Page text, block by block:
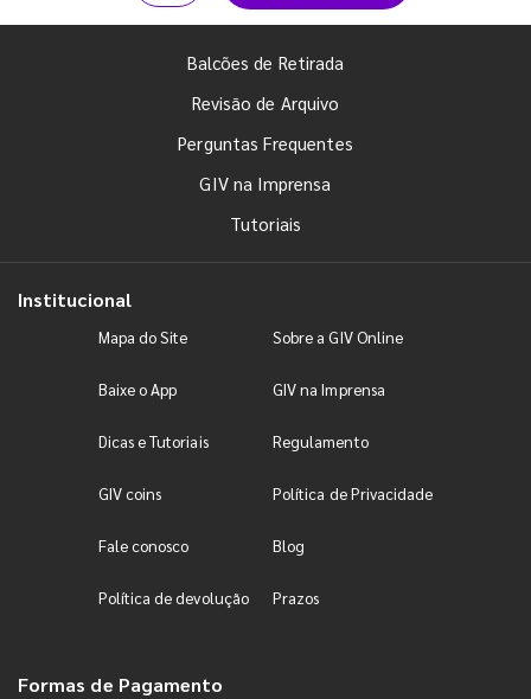
Balcões de Retirada
Revisão de Arquivo
Perguntas Frequentes
GIV na Imprensa
Tutoriais
Institucional
Mapa do Site Sobre a GIV Online
Baixe o App GIV na Imprensa
Dicas e Tutoriais Regulamento
GIV coins Política de Privacidade
Fale conosco Blog
Política de devolução Prazos
Formas de Pagamento